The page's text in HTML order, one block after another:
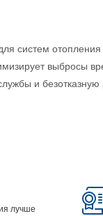
систем
выбросы
и безотказную
лучше